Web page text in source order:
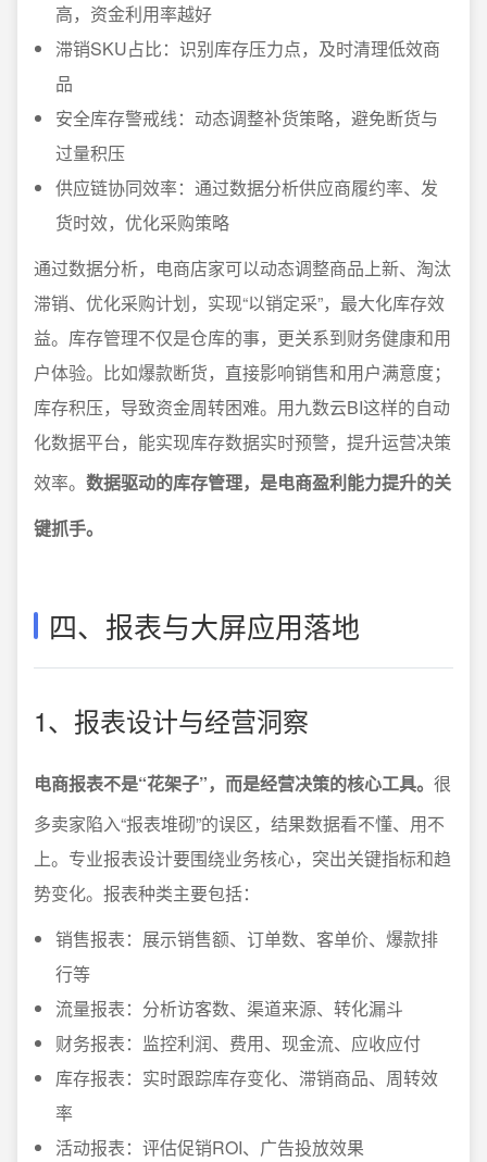
高，资金利用率越好
滞销SKU占比：识别库存压力点，及时清理低效商
品
安全库存警戒线：动态调整补货策略，避免断货与
过量积压
供应链协同效率：通过数据分析供应商履约率、发
货时效，优化采购策略
通过数据分析，电商店家可以动态调整商品上新、淘汰
滞销、优化采购计划，实现“以销定采”，最大化库存效
益。库存管理不仅是仓库的事，更关系到财务健康和用
户体验。比如爆款断货，直接影响销售和用户满意度；
库存积压，导致资金周转困难。用九数云BI这样的自动
化数据平台，能实现库存数据实时预警，提升运营决策
效率。 数据驱动的库存管理，是电商盈利能力提升的关
键抓手。
四、报表与大屏应用落地
1、报表设计与经营洞察
电商报表不是“花架子”，而是经营决策的核心工具。 很
多卖家陷入“报表堆砌”的误区，结果数据看不懂、用不
上。专业报表设计要围绕业务核心，突出关键指标和趋
势变化。报表种类主要包括：
销售报表：展示销售额、订单数、客单价、爆款排
行等
流量报表：分析访客数、渠道来源、转化漏斗
财务报表：监控利润、费用、现金流、应收应付
库存报表：实时跟踪库存变化、滞销商品、周转效
率
活动报表：评估促销ROI、广告投放效果